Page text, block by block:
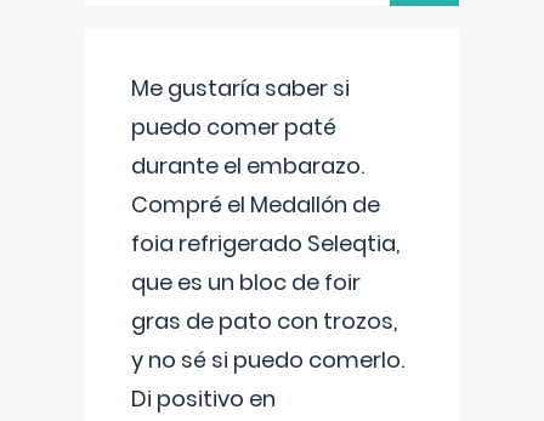
Me gustaría saber si
puedo comer paté
durante el embarazo.
Compré el Medallón de
foia refrigerado Seleqtia,
que es un bloc de foir
gras de pato con trozos,
y no sé si puedo comerlo.
Di positivo en